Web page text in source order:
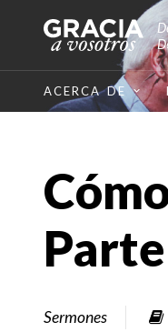
ACERCA DE
Parte
Sermones